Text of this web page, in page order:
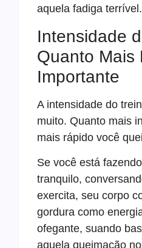
aquela fadiga terrível.
Intensidade
Quanto Mais
Importante
A intensidade do
muito. Quanto mais
mais rápido você
Se você está
tranquilo,
exercita, seu corpo
gordura como
ofegante, suando
aquela queimação